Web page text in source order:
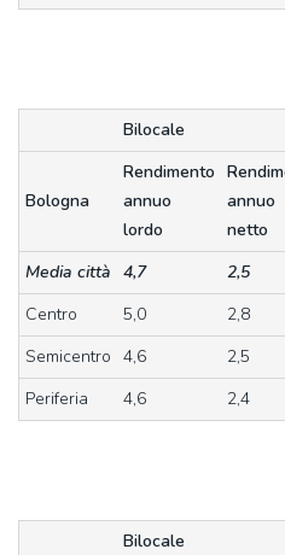
Bilocale
Bologna
Rendimento
annuo
lordo
annuo
netto
Media città 4,7 2,5
Centro
5,0 2,8
Semicentro 4,6 2,5
Periferia
4,6 2,4
Bilocale